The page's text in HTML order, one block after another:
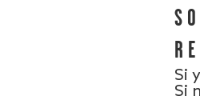
Si
Si